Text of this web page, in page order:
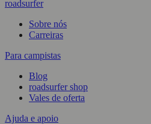
roadsurfer
Sobre nós
Carreiras
Para campistas
Blog
roadsurfer shop
Vales de oferta
Ajuda e apoio